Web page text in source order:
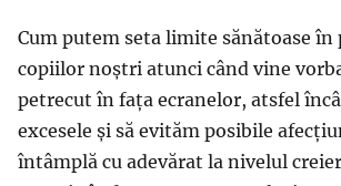
Cum putem seta limite sănătoase în
copiilor noștri atunci când vine
petrecut în fața ecranelor, atsfel
excesele și să evităm posibile
întâmplă cu adevărat la nivelul